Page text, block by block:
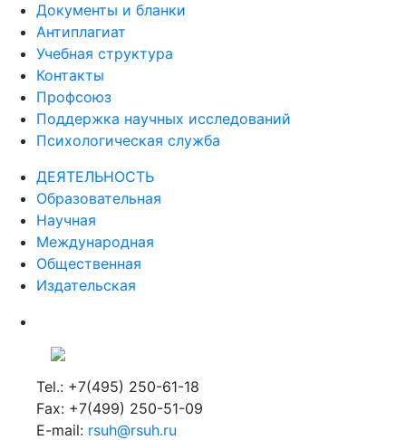
Документы и бланки
Антиплагиат
Учебная структура
Контакты
Профсоюз
Поддержка научных исследований
Психологическая служба
ДЕЯТЕЛЬНОСТЬ
Образовательная
Научная
Международная
Общественная
Издательская
Tel.: +7(495) 250-61-18
Fax: +7(499) 250-51-09
E-mail: rsuh@rsuh.ru